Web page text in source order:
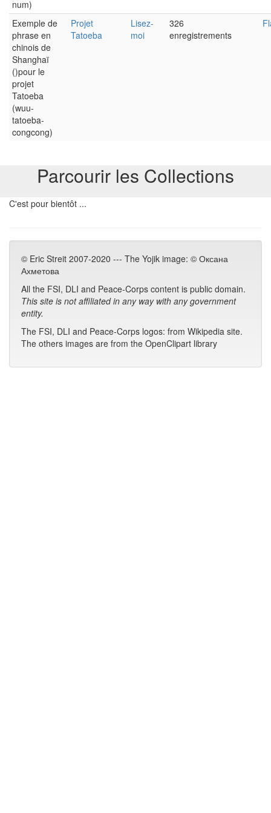
num)
Exemple de
phrase en
chinois de
Shanghaï
()pour le
projet
Tatoeba
(wuu-
tatoeba-
congcong)
Projet
Tatoeba
Lisez-
moi
326
enregistrements
Parcourir les Collections
C'est pour bientôt ...
© Eric Streit 2007-2020 --- The Yojik image: © Оксана
Ахметова
All the FSI, DLI and Peace-Corps content is public domain.
This site is not affiliated in any way with any government
entity.
The FSI, DLI and Peace-Corps logos: from Wikipedia site.
The others images are from the OpenClipart library